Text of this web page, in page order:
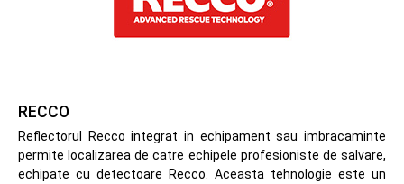
RECCO
Reflectorul Recco integrat in echipament sau imbracaminte
permite localizarea de catre echipele profesioniste de salvare,
echipate cu detectoare Recco. Aceasta tehnologie este un